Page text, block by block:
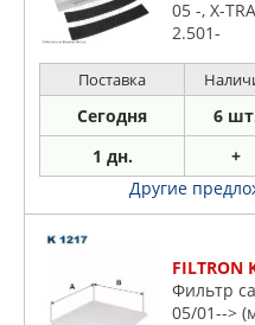
05 -, X-
2.501-
Поставка
Сегодня 6
1 дн. +
Другие
FILTRON
Фильтр
05/01-->